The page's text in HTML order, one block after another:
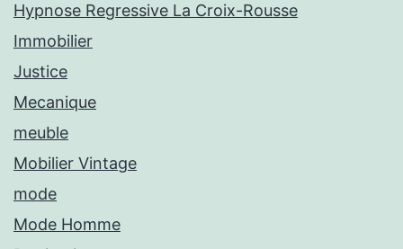
Hypnose Regressive La Croix-Rousse
Immobilier
Justice
Mecanique
meuble
Mobilier Vintage
mode
Mode Homme